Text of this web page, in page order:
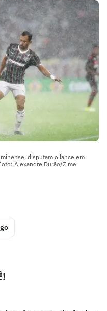
disputam o lance em
Alexandre Durão/Zimel